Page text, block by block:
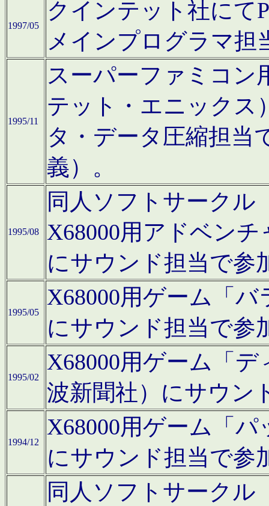
1997/05
クインテット社にて
メインプログラマ担
1995/11
スーパーファミコン
テット・エニックス
タ・データ圧縮担当
義）。
1995/08
同人ソフトサークル
X68000用アドベン
にサウンド担当で参
1995/05
X68000用ゲーム「
にサウンド担当で参
1995/02
X68000用ゲーム「
波新聞社）にサウン
1994/12
X68000用ゲーム「
にサウンド担当で参
同人ソフトサークル